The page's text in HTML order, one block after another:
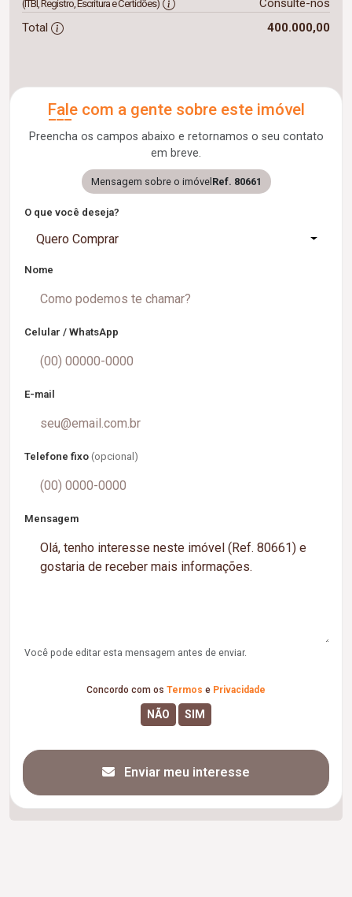
(ITBI, Registro, Escritura e Certidões)
Total
400.000,00
Fale com a gente sobre este imóvel
Preencha os campos abaixo e retornamos o seu contato
em breve.
Mensagem sobre o imóvelRef. 80661
O que você deseja?
Quero Comprar
Nome
Celular / WhatsApp
E-mail
Telefone fixo (opcional)
Mensagem
Você pode editar esta mensagem antes de enviar.
Concordo com os Termos e Privacidade
Enviar meu interesse